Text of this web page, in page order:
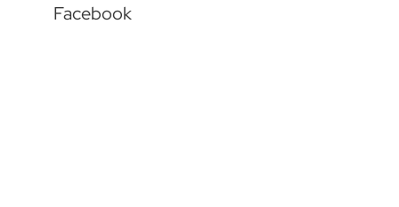
Facebook